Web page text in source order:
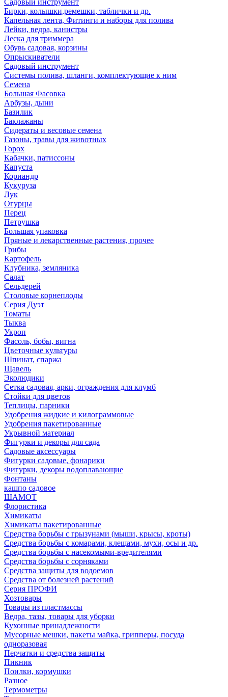
Садовый инструмент
Бирки, колышки,ремешки, таблички и др.
Капельная лента, Фитинги и наборы для полива
Лейки, ведра, канистры
Леска для триммера
Обувь садовая, корзины
Опрыскиватели
Садовый инструмент
Системы полива, шланги, комплектующие к ним
Семена
Большая Фасовка
Арбузы, дыни
Базилик
Баклажаны
Сидераты и весовые семена
Газоны, травы для животных
Горох
Кабачки, патиссоны
Капуста
Кориандр
Кукуруза
Лук
Огурцы
Перец
Петрушка
Большая упаковка
Пряные и лекарственные растения, прочее
Грибы
Картофель
Клубника, земляника
Салат
Сельдерей
Столовые корнеплоды
Серия Дуэт
Томаты
Тыква
Укроп
Фасоль, бобы, вигна
Цветочные культуры
Шпинат, спаржа
Щавель
Эколюдики
Сетка садовая, арки, ограждения для клумб
Стойки для цветов
Теплицы, парники
Удобрения жидкие и килограммовые
Удобрения пакетированные
Укрывной материал
Фигурки и декоры для сада
Садовые аксессуары
Фигурки садовые, фонарики
Фигурки, декоры водоплавающие
Фонтаны
кашпо садовое
ШАМОТ
Флористика
Химикаты
Химикаты пакетированные
Средства борьбы с грызунами (мыши, крысы, кроты)
Средства борьбы с комарами, клещами, мухи, осы и др.
Средства борьбы с насекомыми-вредителями
Средства борьбы с сорняками
Средства защиты для водоемов
Средства от болезней растений
Серия ПРОФИ
Хозтовары
Товары из пластмассы
Ведра, тазы, товары для уборки
Кухонные принадлежности
Мусорные мешки, пакеты майка, грипперы, посуда
одноразовая
Перчатки и средства защиты
Пикник
Поилки, кормушки
Разное
Термометры